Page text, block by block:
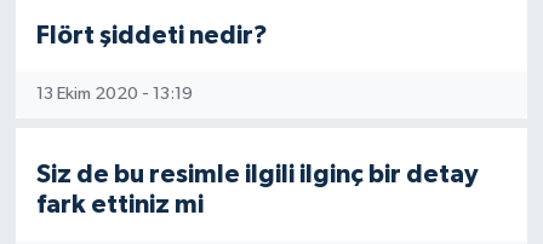
Flört şiddeti nedir?
13 Ekim 2020 - 13:19
Siz de bu resimle ilgili ilginç bir detay
fark ettiniz mi
ESENTEPE